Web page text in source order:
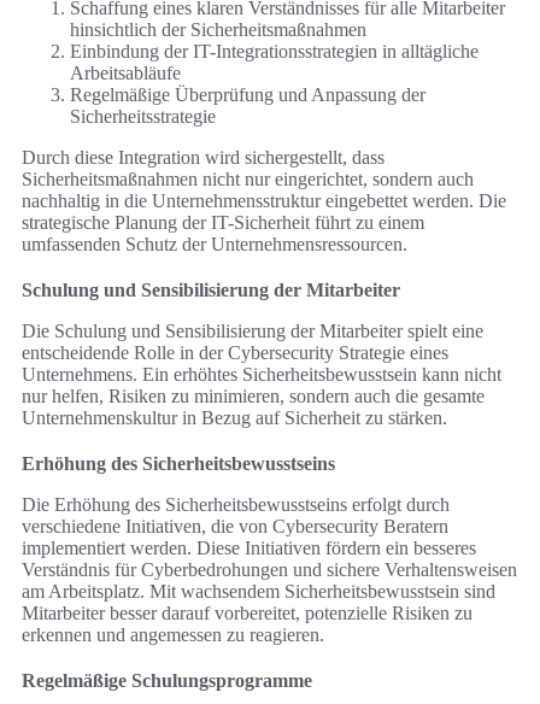
Schaffung eines klaren Verständnisses für alle Mitarbeiter
hinsichtlich der Sicherheitsmaßnahmen
Einbindung der IT-Integrationsstrategien in alltägliche
Arbeitsabläufe
Regelmäßige Überprüfung und Anpassung der
Sicherheitsstrategie
Durch diese Integration wird sichergestellt, dass
Sicherheitsmaßnahmen nicht nur eingerichtet, sondern auch
nachhaltig in die Unternehmensstruktur eingebettet werden. Die
strategische Planung der IT-Sicherheit führt zu einem
umfassenden Schutz der Unternehmensressourcen.
Schulung und Sensibilisierung der Mitarbeiter
Die Schulung und Sensibilisierung der Mitarbeiter spielt eine
entscheidende Rolle in der Cybersecurity Strategie eines
Unternehmens. Ein erhöhtes Sicherheitsbewusstsein kann nicht
nur helfen, Risiken zu minimieren, sondern auch die gesamte
Unternehmenskultur in Bezug auf Sicherheit zu stärken.
Erhöhung des Sicherheitsbewusstseins
Die Erhöhung des Sicherheitsbewusstseins erfolgt durch
verschiedene Initiativen, die von Cybersecurity Beratern
implementiert werden. Diese Initiativen fördern ein besseres
Verständnis für Cyberbedrohungen und sichere Verhaltensweisen
am Arbeitsplatz. Mit wachsendem Sicherheitsbewusstsein sind
Mitarbeiter besser darauf vorbereitet, potenzielle Risiken zu
erkennen und angemessen zu reagieren.
Regelmäßige Schulungsprogramme